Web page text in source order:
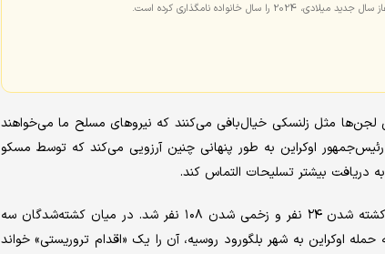
سال خانواده نامگذاری کرده است.
لجن‌ها مثل زلنسکی خیال‌بافی می‌کنند که نیروهای مسلح ما می‌خواهند
رئیس‌جمهور اوکراین به طور پنهانی چنین آرزویی می‌کند که توسط مسکو
دریافت بیشتر تسلیحات التماس کند.
حملات مرگبار اوکراین به شهر بلگورود روسیه در روز شنبه، منجر به کشته شدن ۲۴ نفر و زخمی شدن ۱۰۸ نفر شد. در میان کشته‌شدگان سه
اوکراین به شهر بلگورود روسیه، آن را یک «اقدام تروریستی» خواند